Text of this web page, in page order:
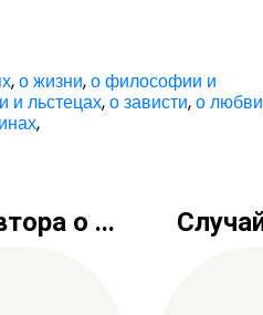
,о жизни,о философии и
и льстецах,о зависти,о любви
,
о ...